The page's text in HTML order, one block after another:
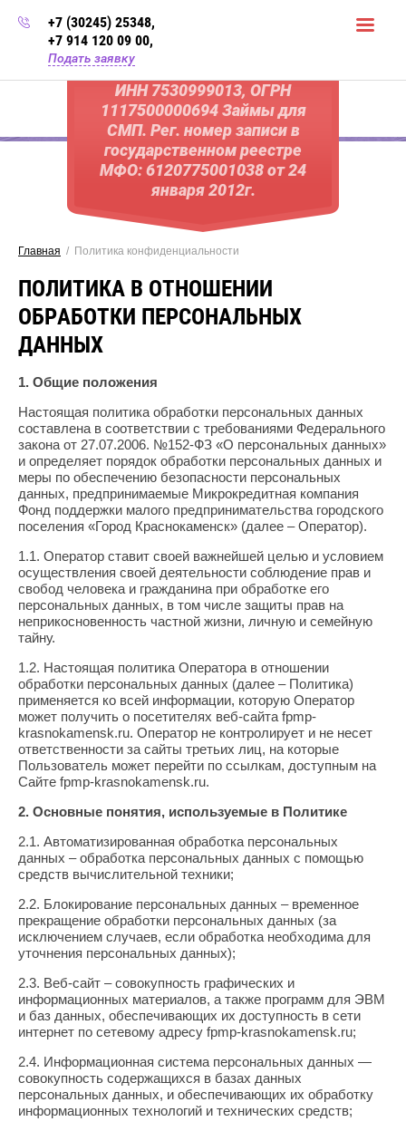
+7 (30245) 25348,
+7 914 120 09 00,
Подать заявку
ИНН 7530999013, ОГРН
1117500000694 Займы для
СМП. Рег. номер записи в
государственном реестре
МФО: 6120775001038 от 24
января 2012г.
Главная
  /  Политика конфиденциальности
ПОЛИТИКА В ОТНОШЕНИИ
ОБРАБОТКИ ПЕРСОНАЛЬНЫХ
ДАННЫХ
1. Общие положения
Настоящая политика обработки персональных данных
составлена в соответствии с требованиями Федерального
закона от 27.07.2006. №152-ФЗ «О персональных данных»
и определяет порядок обработки персональных данных и
меры по обеспечению безопасности персональных
данных, предпринимаемые Микрокредитная компания
Фонд поддержки малого предпринимательства городского
поселения «Город Краснокаменск» (далее – Оператор).
1.1. Оператор ставит своей важнейшей целью и условием
осуществления своей деятельности соблюдение прав и
свобод человека и гражданина при обработке его
персональных данных, в том числе защиты прав на
неприкосновенность частной жизни, личную и семейную
тайну.
1.2. Настоящая политика Оператора в отношении
обработки персональных данных (далее – Политика)
применяется ко всей информации, которую Оператор
может получить о посетителях веб-сайта fpmp-
krasnokamensk.ru. Оператор не контролирует и не несет
ответственности за сайты третьих лиц, на которые
Пользователь может перейти по ссылкам, доступным на
Сайте fpmp-krasnokamensk.ru.
2. Основные понятия, используемые в Политике
2.1. Автоматизированная обработка персональных
данных – обработка персональных данных с помощью
средств вычислительной техники;
2.2. Блокирование персональных данных – временное
прекращение обработки персональных данных (за
исключением случаев, если обработка необходима для
уточнения персональных данных);
2.3. Веб-сайт – совокупность графических и
информационных материалов, а также программ для ЭВМ
и баз данных, обеспечивающих их доступность в сети
интернет по сетевому адресу fpmp-krasnokamensk.ru;
2.4. Информационная система персональных данных —
совокупность содержащихся в базах данных
персональных данных, и обеспечивающих их обработку
информационных технологий и технических средств;